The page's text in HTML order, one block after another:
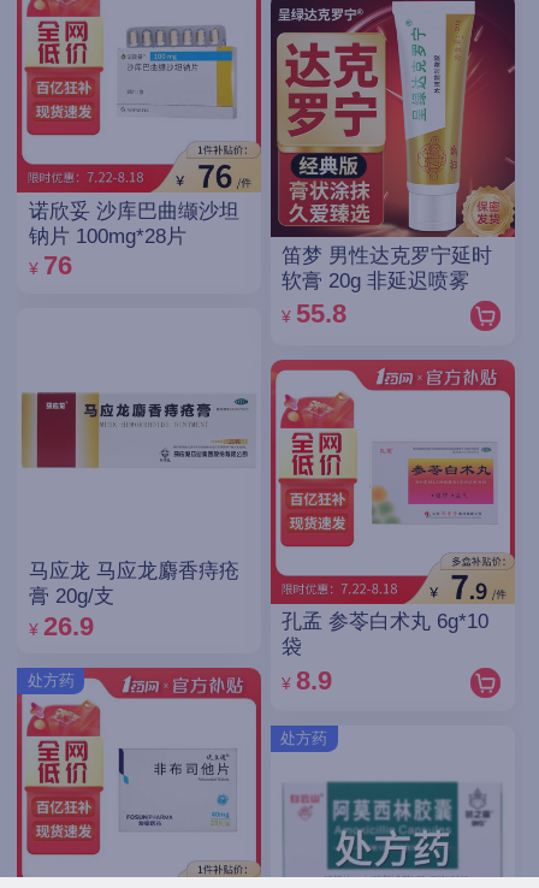
诺欣妥 沙库巴曲缬沙坦
钠片 100mg*28片
¥ 76
马应龙 马应龙麝香痔疮
膏 20g/支
¥ 26.9
处方药
笛梦 男性达克罗宁延时
软膏 20g 非延迟喷雾
¥ 55.8
孔孟 参苓白术丸 6g*10
袋
¥ 8.9
处方药